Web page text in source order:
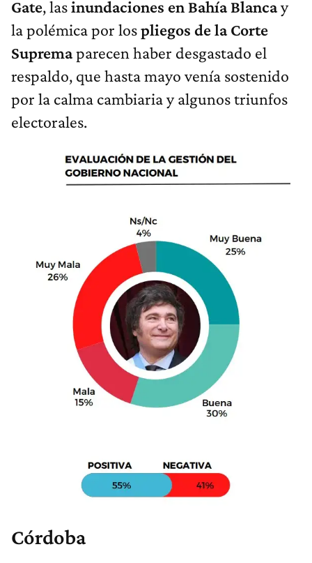
Gate, lasinundaciones en Bahía Blancay
la polémica por lospliegos de la Corte
Supremaparecen haber desgastado el
respaldo, que hasta mayo venía sostenido
por la calma cambiaria y algunos triunfos
electorales.
Córdoba